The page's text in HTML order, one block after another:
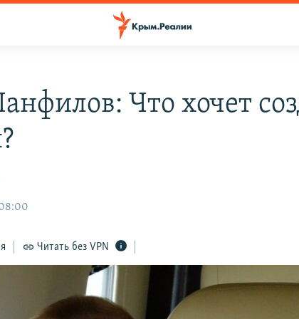
Что хочет
08:00
Читать без VPN